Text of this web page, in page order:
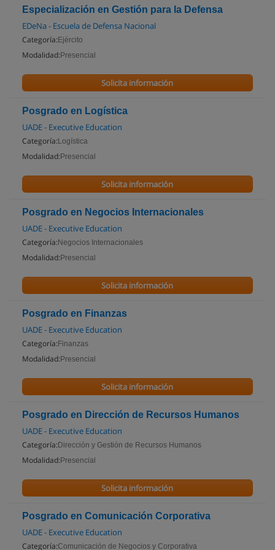
Especialización en Gestión para la Defensa
EDeNa - Escuela de Defensa Nacional
Categoría: Ejército
Modalidad: Presencial
Solicita información
Posgrado en Logística
UADE - Executive Education
Categoría: Logística
Modalidad: Presencial
Solicita información
Posgrado en Negocios Internacionales
UADE - Executive Education
Categoría: Negocios Internacionales
Modalidad: Presencial
Solicita información
Posgrado en Finanzas
UADE - Executive Education
Categoría: Finanzas
Modalidad: Presencial
Solicita información
Posgrado en Dirección de Recursos Humanos
UADE - Executive Education
Categoría: Dirección y Gestión de Recursos Humanos
Modalidad: Presencial
Solicita información
Posgrado en Comunicación Corporativa
UADE - Executive Education
Categoría:Comunicación de Negocios y Corporativa